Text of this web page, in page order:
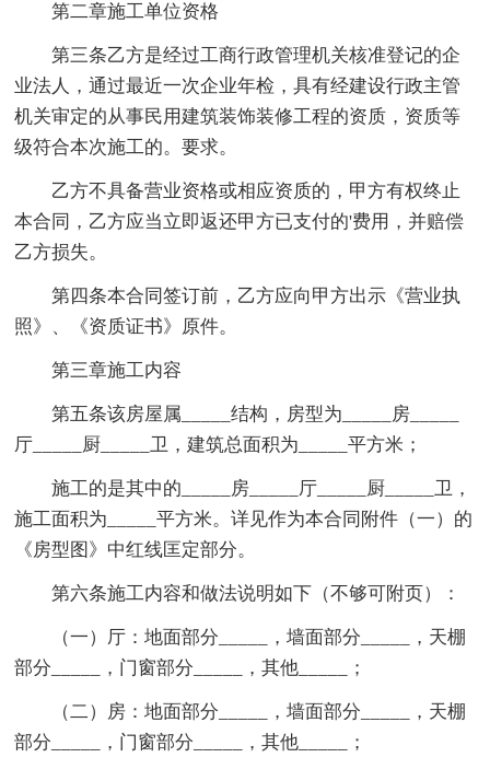
第二章施工单位资格
第三条乙方是经过工商行政管理机关核准登记的企
业法人，通过最近一次企业年检，具有经建设行政主管
机关审定的从事民用建筑装饰装修工程的资质，资质等
级符合本次施工的。要求。
乙方不具备营业资格或相应资质的，甲方有权终止
本合同，乙方应当立即返还甲方已支付的'费用，并赔偿
乙方损失。
第四条本合同签订前，乙方应向甲方出示《营业执
照》、《资质证书》原件。
第三章施工内容
第五条该房屋属_____结构，房型为_____房_____
厅_____厨_____卫，建筑总面积为_____平方米；
施工的是其中的_____房_____厅_____厨_____卫，
施工面积为_____平方米。详见作为本合同附件（一）的
《房型图》中红线匡定部分。
第六条施工内容和做法说明如下（不够可附页）：
（一）厅：地面部分_____，墙面部分_____，天棚
部分_____，门窗部分_____，其他_____；
（二）房：地面部分_____，墙面部分_____，天棚
部分_____，门窗部分_____，其他_____；